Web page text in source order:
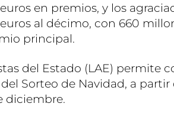
en premios, y los
al décimo, con 660
principal.
del Estado (LAE) permite
Sorteo de Navidad, a partir
diciembre.